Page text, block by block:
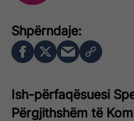
Ish-përfaqësuesi
Përgjithshëm të